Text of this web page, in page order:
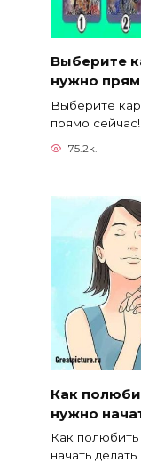
Выберите
нужно
Выберите
прямо сейчас!
75.2к.
Как
нужно
Как
начать делать